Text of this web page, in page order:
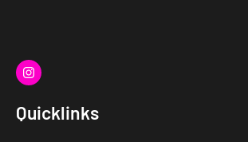
I
n
s
a
Quicklinks